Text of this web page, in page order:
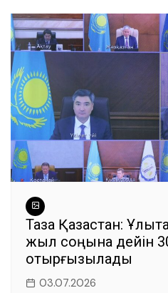
Таза Қазақстан:
жыл соңына дейін
отырғызылады
03.07.2026